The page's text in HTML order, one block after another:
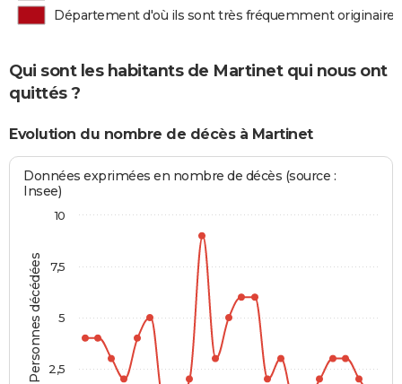
Département d'où ils sont très fréquemment originaires
Qui sont les habitants de Martinet qui nous ont
quittés ?
Evolution du nombre de décès à Martinet
Personnes décédées
Données exprimées en nombre de décès (source :
Insee)
2,5
5
7,5
10